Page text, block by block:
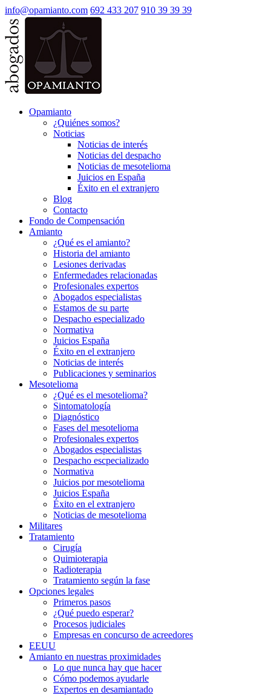
info@opamianto.com 692 433 207 910 39 39 39
Opamianto
¿Quiénes somos?
Noticias
Noticias de interés
Noticias del despacho
Noticias de mesotelioma
Juicios en España
Éxito en el extranjero
Blog
Contacto
Fondo de Compensación
Amianto
¿Qué es el amianto?
Historia del amianto
Lesiones derivadas
Enfermedades relacionadas
Profesionales expertos
Abogados especialistas
Estamos de su parte
Despacho especializado
Normativa
Juicios España
Éxito en el extranjero
Noticias de interés
Publicaciones y seminarios
Mesotelioma
¿Qué es el mesotelioma?
Sintomatología
Diagnóstico
Fases del mesotelioma
Profesionales expertos
Abogados especialistas
Despacho escpecializado
Normativa
Juicios por mesotelioma
Juicios España
Éxito en el extranjero
Noticias de mesotelioma
Militares
Tratamiento
Cirugía
Quimioterapia
Radioterapia
Tratamiento según la fase
Opciones legales
Primeros pasos
¿Qué puedo esperar?
Procesos judiciales
Empresas en concurso de acreedores
EEUU
Amianto en nuestras proximidades
Lo que nunca hay que hacer
Cómo podemos ayudarle
Expertos en desamiantado